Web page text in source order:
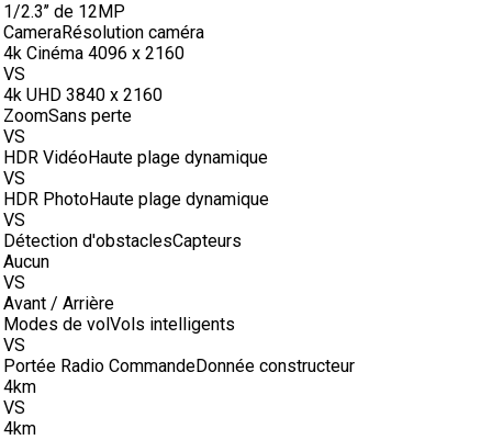
1/2.3’’ de 12MP
CameraRésolution caméra
4k Cinéma 4096 x 2160
VS
4k UHD 3840 x 2160
ZoomSans perte
VS
HDR VidéoHaute plage dynamique
VS
HDR PhotoHaute plage dynamique
VS
Détection d'obstaclesCapteurs
Aucun
VS
Avant / Arrière
Modes de volVols intelligents
VS
Portée Radio CommandeDonnée constructeur
4km
VS
4km